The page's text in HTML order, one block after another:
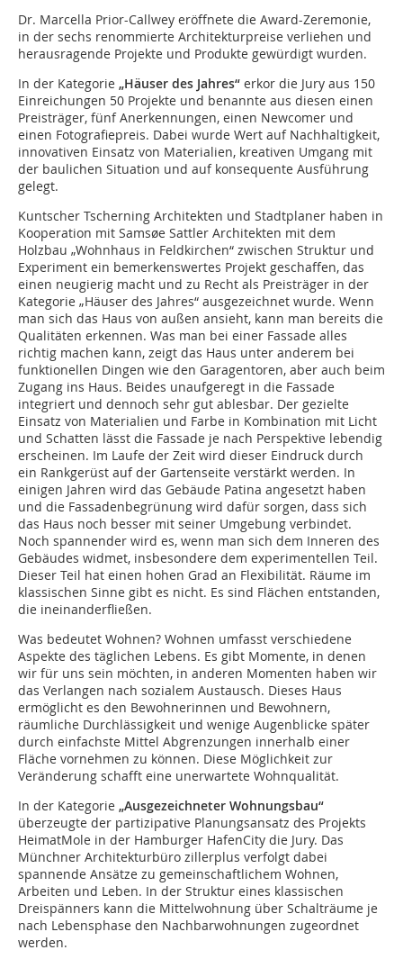
Dr. Marcella Prior-Callwey eröffnete die Award-Zeremonie,
in der sechs renommierte Architekturpreise verliehen und
herausragende Projekte und Produkte gewürdigt wurden.
In der Kategorie „Häuser des Jahres“ erkor die Jury aus 150
Einreichungen 50 Projekte und ­benannte aus diesen einen
Preisträger, fünf ­Anerkennungen, einen Newcomer und
einen Foto­grafiepreis. Dabei wurde Wert auf Nachhaltigkeit,
innovativen Einsatz von Materialien, krea­tiven Umgang mit
der baulichen Situation und auf konsequente Ausführung
gelegt.
Kuntscher Tscherning Architekten und Stadtplaner haben in
Kooperation mit Samsøe Sattler Architekten mit dem
Holzbau „Wohnhaus in Feldkirchen“ zwischen Struktur und
Experiment ein bemerkenswertes Projekt geschaffen, das
einen neugierig macht und zu Recht als Preisträger in der
Kategorie „Häuser des Jahres“ ausgezeichnet wurde. Wenn
man sich das Haus von außen ansieht, kann man bereits die
Qualitäten erkennen. Was man bei einer Fassade alles
richtig machen kann, zeigt das Haus unter anderem bei
funk­tionellen Dingen wie den Garagentoren, aber auch beim
Zugang ins Haus. Beides unaufgeregt in die Fassade
integriert und dennoch sehr gut ablesbar. Der gezielte
Einsatz von Materialien und Farbe in Kombination mit Licht
und Schatten lässt die Fassade je nach Perspektive lebendig
erscheinen. Im Laufe der Zeit wird dieser Eindruck durch
ein Rankgerüst auf der Gartenseite verstärkt werden. In
einigen Jahren wird das Gebäude Patina angesetzt haben
und die Fassadenbegrünung wird dafür sorgen, dass sich
das Haus noch besser mit seiner Umgebung verbindet.
Noch spannender wird es, wenn man sich dem Inneren des
Gebäudes widmet, insbesondere dem experimentellen Teil.
Dieser Teil hat einen hohen Grad an Flexibilität. Räume im
klassischen Sinne gibt es nicht. Es sind Flächen entstanden,
die ineinanderfließen.
Was bedeutet Wohnen? Wohnen umfasst verschiedene
Aspekte des täglichen Lebens. Es gibt Momente, in denen
wir für uns sein möchten, in anderen Momenten haben wir
das Verlangen nach sozialem Austausch. Dieses Haus
ermöglicht es den Bewohnerinnen und Bewohnern,
räumliche Durchlässigkeit und wenige Augenblicke später
durch einfachste Mittel Abgrenzungen innerhalb einer
Fläche vornehmen zu können. Diese Möglichkeit zur
Veränderung schafft eine unerwartete Wohnqualität.
In der Kategorie „Ausgezeichneter Wohnungsbau“
überzeugte der partizipative Planungsansatz des Projekts
HeimatMole in der Hamburger HafenCity die Jury. Das
Münchner Architekturbüro zillerplus verfolgt dabei
spannende Ansätze zu gemeinschaftlichem Wohnen,
Arbeiten und Leben. In der Struktur eines klassischen
Dreispänners kann die Mittelwohnung über Schalt­räume je
nach Lebensphase den Nachbarwohnungen zugeordnet
werden.